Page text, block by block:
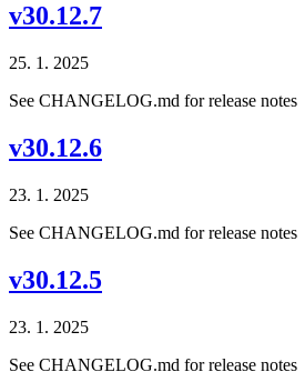
v30.12.7
25. 1. 2025
See CHANGELOG.md for release notes
v30.12.6
23. 1. 2025
See CHANGELOG.md for release notes
v30.12.5
23. 1. 2025
See CHANGELOG.md for release notes